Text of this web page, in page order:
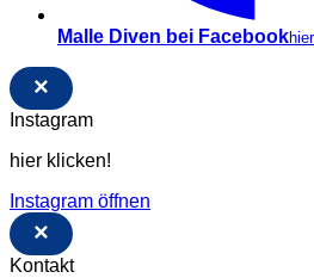
Malle Diven bei Facebook
×
Instagram
hier klicken!
Instagram öffnen
×
Kontakt